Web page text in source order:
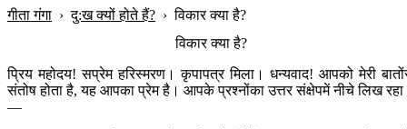
गीता गंगा ›दु:ख क्यों होते हैं? ›विकार क्या है?
विकार क्या है?
प्रिय महोदय! सप्रेम हरिस्मरण। कृपापत्र मिला। धन्यवाद! आपको मेरी
संतोष होता है, यह आपका प्रेम है। आपके प्रश्नोंका उत्तर संक्षेपमें नीचे लिख रहा
—